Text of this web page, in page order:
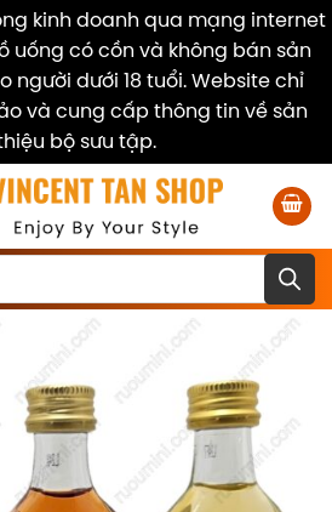
kinh doanh qua mạng internet
uống có cồn và không bán sản
người dưới 18 tuổi. Website chỉ
và cung cấp thông tin về sản
bộ sưu tập.